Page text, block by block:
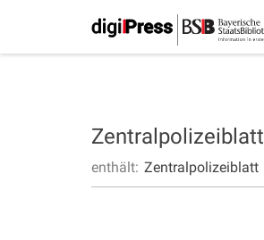
Zentralpolizeiblatt
enthält: Zentralpolizeiblatt